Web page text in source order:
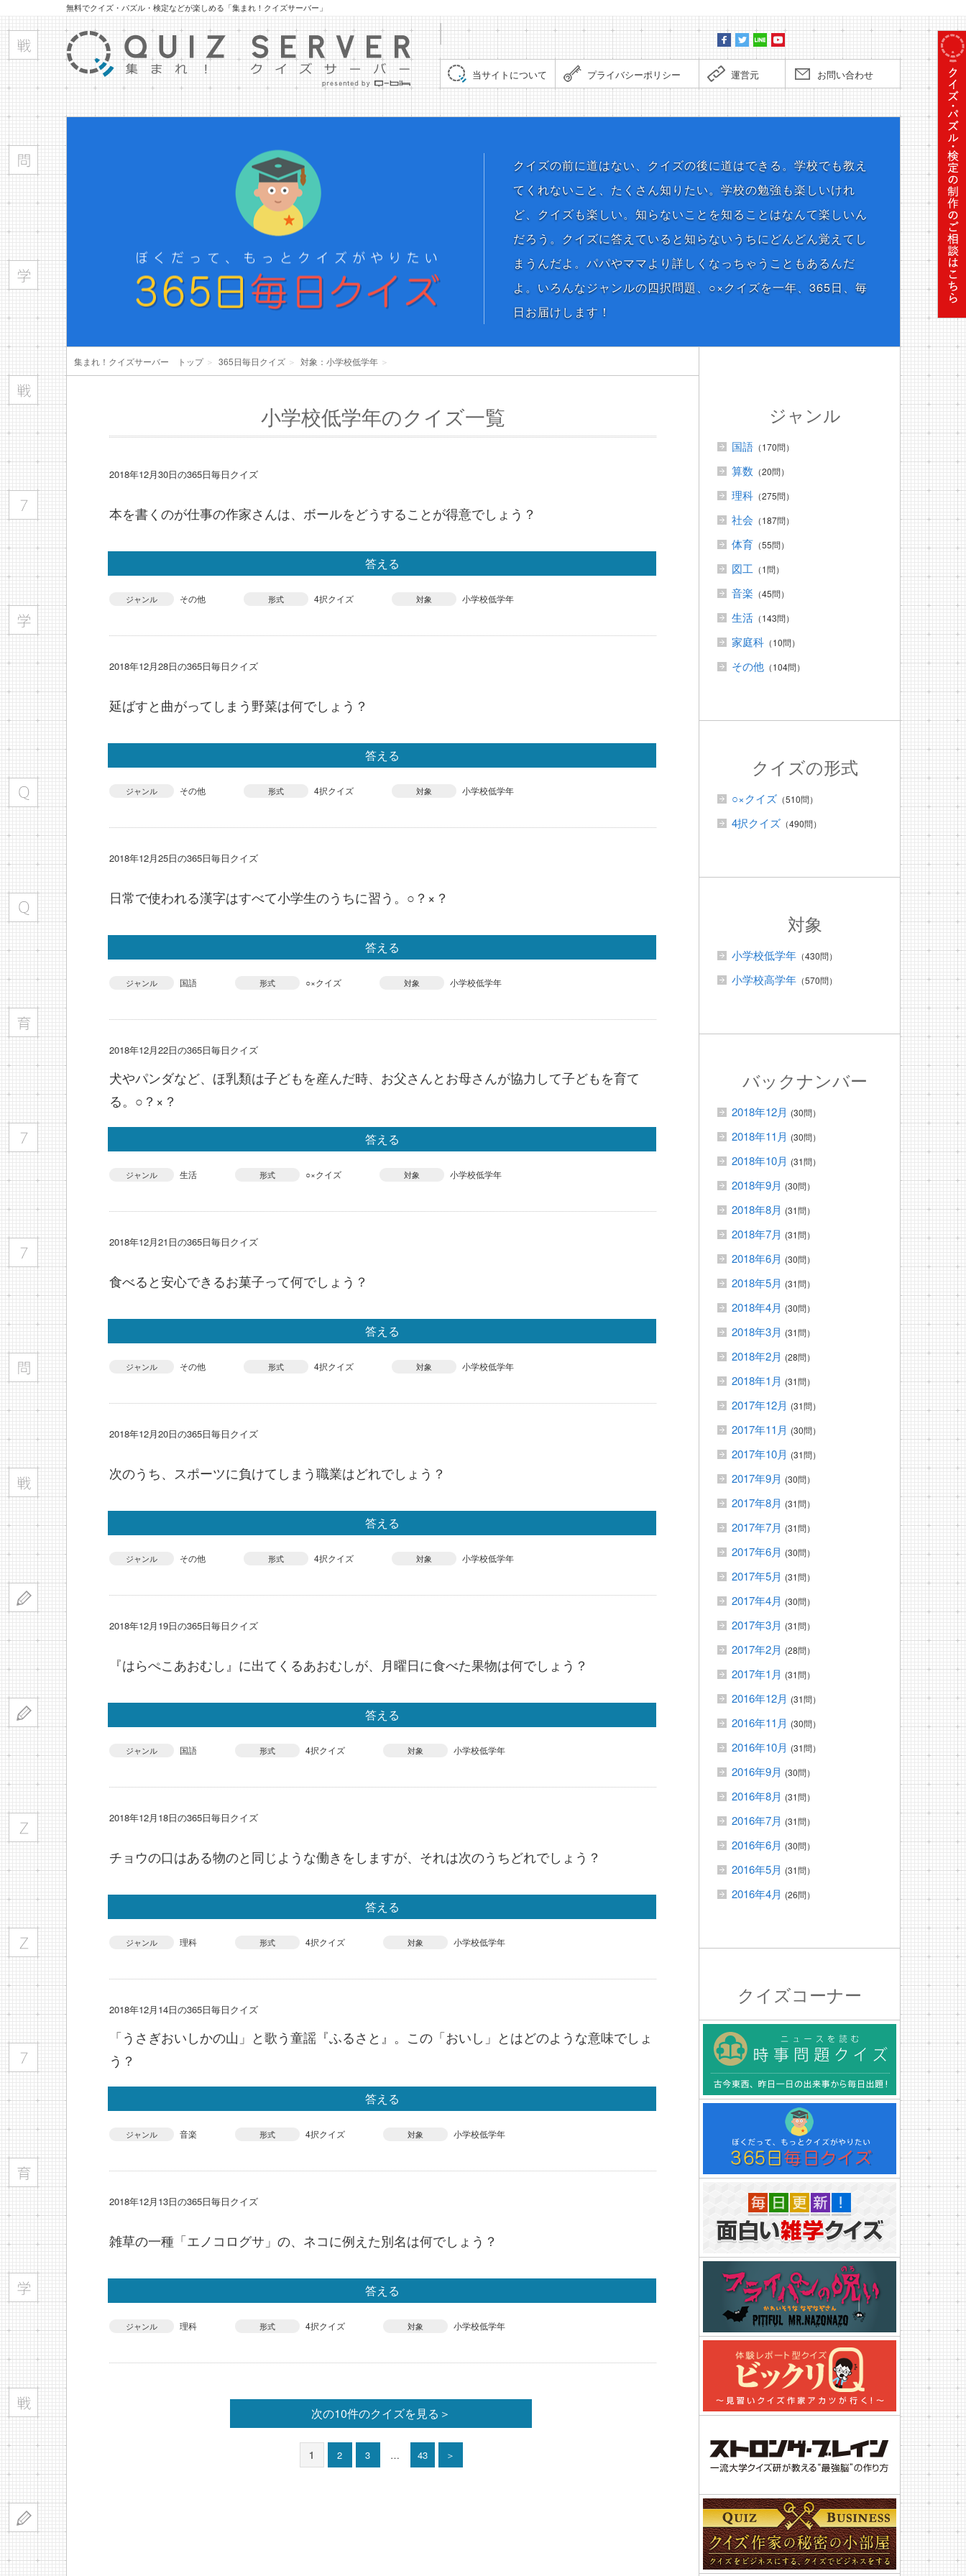
無料でクイズ・パズル・検定などが楽しめる「集まれ！クイズサーバー」
当サイトについて プライバシーポリシー 運営元 お問い合わせ
クイズの前に道はない、クイズの後に道はできる。学校でも教え
てくれないこと、たくさん知りたい。学校の勉強も楽しいけれ
ど、クイズも楽しい。知らないことを知ることはなんて楽しいん
だろう。クイズに答えていると知らないうちにどんどん覚えてし
まうんだよ。パパやママより詳しくなっちゃうこともあるんだ
よ。いろんなジャンルの四択問題、○×クイズを一年、365日、毎
日お届けします！
集まれ！クイズサーバー トップ＞ 365日毎日クイズ ＞ 対象：小学校低学年 ＞
小学校低学年のクイズ一覧
2018年12月30日の365日毎日クイズ
本を書くのが仕事の作家さんは、ボールをどうすることが得意でしょう？
答える
ジャンル その他 形式 4択クイズ 対象 小学校低学年
2018年12月28日の365日毎日クイズ
延ばすと曲がってしまう野菜は何でしょう？
答える
ジャンル その他 形式 4択クイズ 対象 小学校低学年
2018年12月25日の365日毎日クイズ
日常で使われる漢字はすべて小学生のうちに習う。○？×？
答える
ジャンル 国語 形式 ○×クイズ 対象 小学校低学年
2018年12月22日の365日毎日クイズ
犬やパンダなど、ほ乳類は子どもを産んだ時、お父さんとお母さんが協力して子どもを育て
る。○？×？
答える
ジャンル 生活 形式 ○×クイズ 対象 小学校低学年
2018年12月21日の365日毎日クイズ
食べると安心できるお菓子って何でしょう？
答える
ジャンル その他 形式 4択クイズ 対象 小学校低学年
2018年12月20日の365日毎日クイズ
次のうち、スポーツに負けてしまう職業はどれでしょう？
答える
ジャンル その他 形式 4択クイズ 対象 小学校低学年
2018年12月19日の365日毎日クイズ
『はらぺこあおむし』に出てくるあおむしが、月曜日に食べた果物は何でしょう？
答える
ジャンル 国語 形式 4択クイズ 対象 小学校低学年
2018年12月18日の365日毎日クイズ
チョウの口はある物のと同じような働きをしますが、それは次のうちどれでしょう？
答える
ジャンル 理科 形式 4択クイズ 対象 小学校低学年
2018年12月14日の365日毎日クイズ
「うさぎおいしかの山」と歌う童謡『ふるさと』。この「おいし」とはどのような意味でしょ
う？
答える
ジャンル 音楽 形式 4択クイズ 対象 小学校低学年
2018年12月13日の365日毎日クイズ
雑草の一種「エノコログサ」の、ネコに例えた別名は何でしょう？
答える
ジャンル 理科 形式 4択クイズ 対象 小学校低学年
次の10件のクイズを見る＞
1 2 3 … 43 ＞
ジャンル
国語 （170問）
算数 （20問）
理科 （275問）
社会 （187問）
体育 （55問）
図工 （1問）
音楽 （45問）
生活 （143問）
家庭科 （10問）
その他 （104問）
クイズの形式
○×クイズ （510問）
4択クイズ （490問）
対象
小学校低学年 （430問）
小学校高学年 （570問）
バックナンバー
2018年12月 (30問）
2018年11月 (30問）
2018年10月 (31問）
2018年9月 (30問）
2018年8月 (31問）
2018年7月 (31問）
2018年6月 (30問）
2018年5月 (31問）
2018年4月 (30問）
2018年3月 (31問）
2018年2月 (28問）
2018年1月 (31問）
2017年12月 (31問）
2017年11月 (30問）
2017年10月 (31問）
2017年9月 (30問）
2017年8月 (31問）
2017年7月 (31問）
2017年6月 (30問）
2017年5月 (31問）
2017年4月 (30問）
2017年3月 (31問）
2017年2月 (28問）
2017年1月 (31問）
2016年12月 (31問）
2016年11月 (30問）
2016年10月 (31問）
2016年9月 (30問）
2016年8月 (31問）
2016年7月 (31問）
2016年6月 (30問）
2016年5月 (31問）
2016年4月 (26問）
クイズコーナー